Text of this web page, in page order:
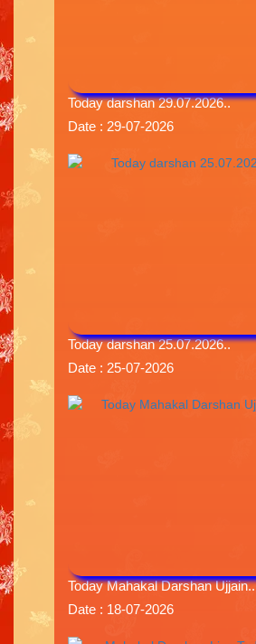
Today darshan 29.07.2026..
Date : 29-07-2026
Today darshan 25.07.2026..
Date : 25-07-2026
Today Mahakal Darshan Ujjain..
Date : 18-07-2026